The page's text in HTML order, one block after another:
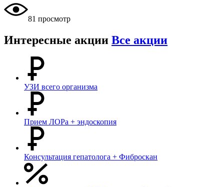
81 просмотр
Интересные акции Все акции
УЗИ всего организма
Прием ЛОРа + эндоскопия
Консультация гепатолога + Фиброскан